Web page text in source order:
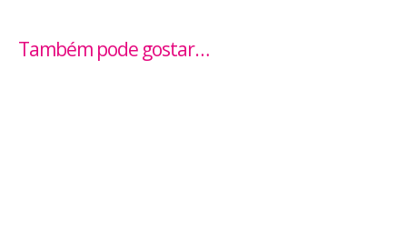
Também pode gostar…